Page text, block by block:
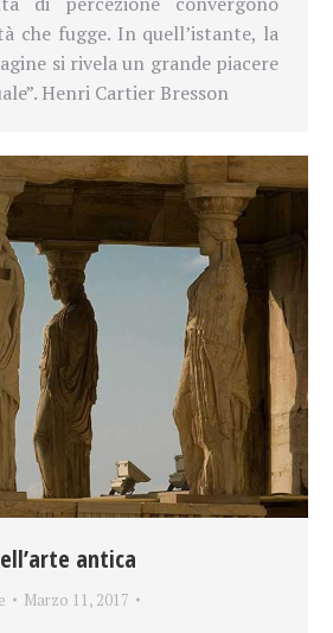
che fugge. In quell’istante, la
si rivela un grande piacere
Henri Cartier Bresson
antica
Marzo 11, 2017